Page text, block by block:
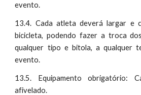
evento.
13.4. Cada atleta deverá largar e
bicicleta, podendo fazer a troca
qualquer tipo e bitola, a qualquer
evento.
13.5. Equipamento obrigatório:
afivelado.